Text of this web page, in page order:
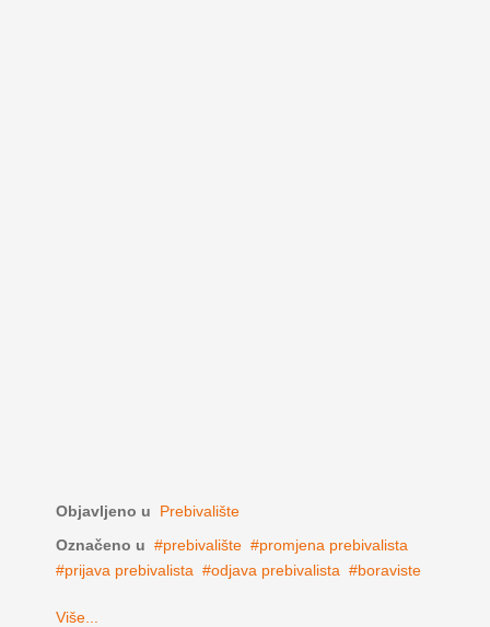
Objavljeno u
Prebivalište
Označeno u
prebivalište
promjena prebivalista
prijava prebivalista
odjava prebivalista boraviste
Više...